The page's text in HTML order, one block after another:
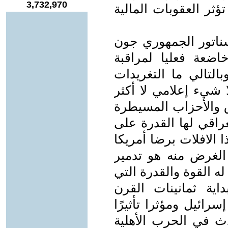
العقوبات المالية
الجمهوري جون
فعليا لمراقبة
ما التغريدات
شيء إعلامي لا أكثر
والأحزاب المسيطرة
لها القدرة على
الافلات برضا أمريكا
منه هو تدمير
القوة والقدرة التي
ثمانينات القرن
ومؤثرا تأثيرًا
في الحرب الأهلية
3,732,970